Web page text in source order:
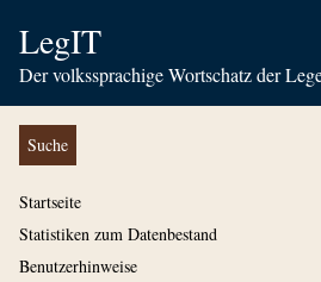
LegIT
Der volkssprachige Wortschatz der
Suche
Startseite
Statistiken zum Datenbestand
Benutzerhinweise